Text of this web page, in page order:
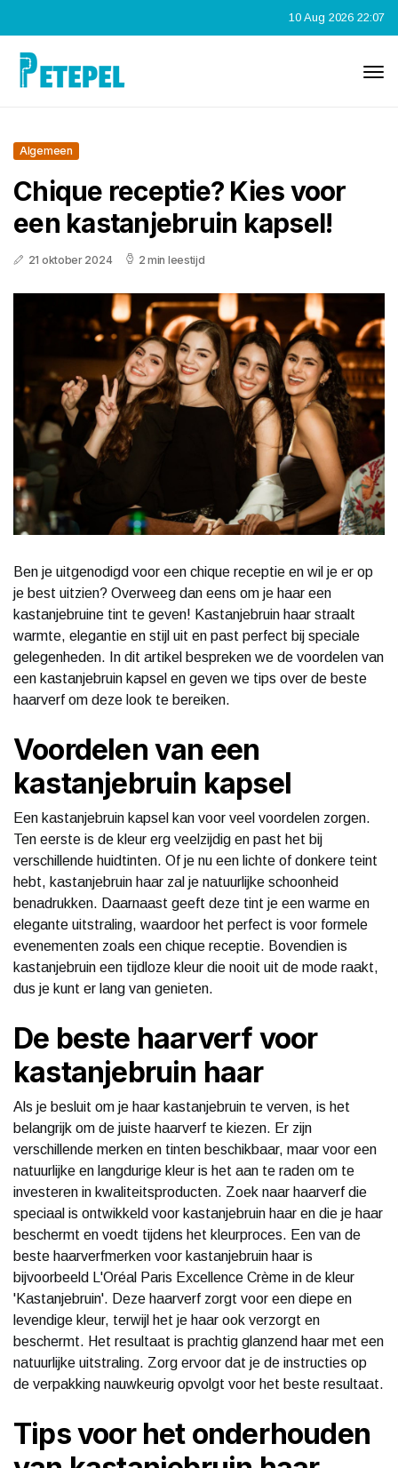
10 Aug 2026 22:07
Algemeen
Chique receptie? Kies voor
een kastanjebruin kapsel!
21 oktober 2024 2 min leestijd
Ben je uitgenodigd voor een chique receptie en wil je er op
je best uitzien? Overweeg dan eens om je haar een
kastanjebruine tint te geven! Kastanjebruin haar straalt
warmte, elegantie en stijl uit en past perfect bij speciale
gelegenheden. In dit artikel bespreken we de voordelen van
een kastanjebruin kapsel en geven we tips over de beste
haarverf om deze look te bereiken.
Voordelen van een
kastanjebruin kapsel
Een kastanjebruin kapsel kan voor veel voordelen zorgen.
Ten eerste is de kleur erg veelzijdig en past het bij
verschillende huidtinten. Of je nu een lichte of donkere teint
hebt, kastanjebruin haar zal je natuurlijke schoonheid
benadrukken. Daarnaast geeft deze tint je een warme en
elegante uitstraling, waardoor het perfect is voor formele
evenementen zoals een chique receptie. Bovendien is
kastanjebruin een tijdloze kleur die nooit uit de mode raakt,
dus je kunt er lang van genieten.
De beste haarverf voor
kastanjebruin haar
Als je besluit om je haar kastanjebruin te verven, is het
belangrijk om de juiste haarverf te kiezen. Er zijn
verschillende merken en tinten beschikbaar, maar voor een
natuurlijke en langdurige kleur is het aan te raden om te
investeren in kwaliteitsproducten. Zoek naar haarverf die
speciaal is ontwikkeld voor kastanjebruin haar en die je haar
beschermt en voedt tijdens het kleurproces. Een van de
beste haarverfmerken voor kastanjebruin haar is
bijvoorbeeld L'Oréal Paris Excellence Crème in de kleur
'Kastanjebruin'. Deze haarverf zorgt voor een diepe en
levendige kleur, terwijl het je haar ook verzorgt en
beschermt. Het resultaat is prachtig glanzend haar met een
natuurlijke uitstraling. Zorg ervoor dat je de instructies op
de verpakking nauwkeurig opvolgt voor het beste resultaat.
Tips voor het onderhouden